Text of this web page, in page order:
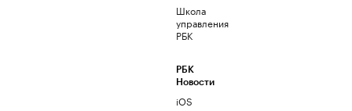
Школа
управления
РБК
РБК
Новости
iOS